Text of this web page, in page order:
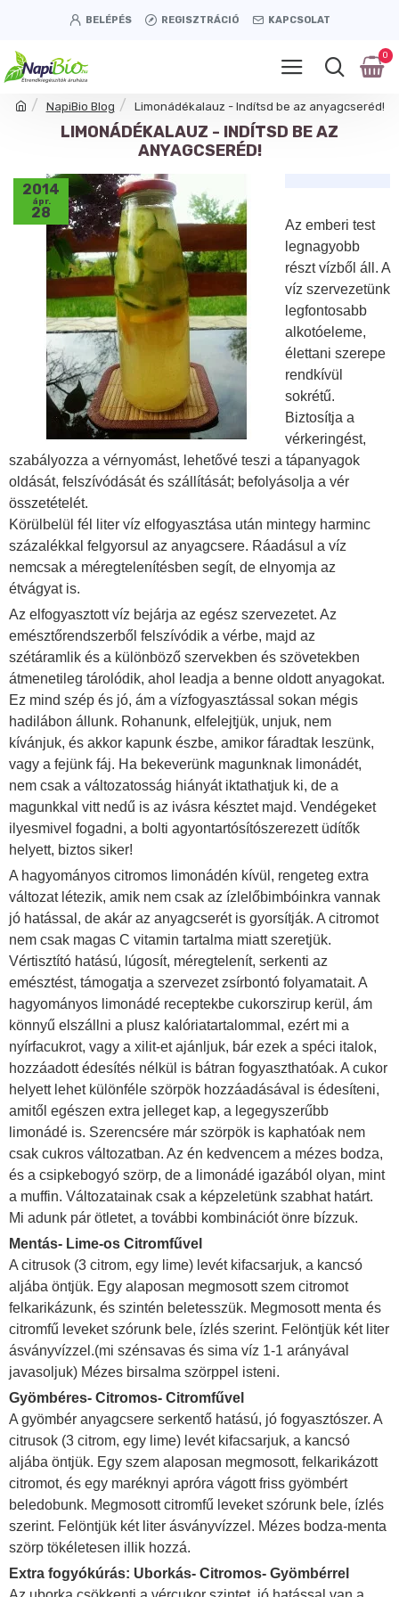
BELÉPÉS REGISZTRÁCIÓ KAPCSOLAT
0
NapiBio Blog Limonádékalauz - Indítsd be az anyagcseréd!
LIMONÁDÉKALAUZ - INDÍTSD BE AZ
ANYAGCSERÉD!
2014
ápr.
28
Az emberi test
legnagyobb
részt vízből áll. A
víz szervezetünk
legfontosabb
alkotóeleme,
élettani szerepe
rendkívül
sokrétű.
Biztosítja a
vérkeringést,
szabályozza a vérnyomást, lehetővé teszi a tápanyagok
oldását, felszívódását és szállítását; befolyásolja a vér
összetételét.
Körülbelül fél liter víz elfogyasztása után mintegy harminc
százalékkal felgyorsul az anyagcsere. Ráadásul a víz
nemcsak a méregtelenítésben segít, de elnyomja az
étvágyat is.
Az elfogyasztott víz bejárja az egész szervezetet. Az
emésztőrendszerből felszívódik a vérbe, majd az
szétáramlik és a különböző szervekben és szövetekben
átmenetileg tárolódik, ahol leadja a benne oldott anyagokat.
Ez mind szép és jó, ám a vízfogyasztással sokan mégis
hadilábon állunk. Rohanunk, elfelejtjük, unjuk, nem
kívánjuk, és akkor kapunk észbe, amikor fáradtak leszünk,
vagy a fejünk fáj. Ha bekeverünk magunknak limonádét,
nem csak a változatosság hiányát iktathatjuk ki, de a
magunkkal vitt nedű is az ivásra késztet majd. Vendégeket
ilyesmivel fogadni, a bolti agyontartósítószerezett üdítők
helyett, biztos siker!
A hagyományos citromos limonádén kívül, rengeteg extra
változat létezik, amik nem csak az ízlelőbimbóinkra vannak
jó hatással, de akár az anyagcserét is gyorsítják. A citromot
nem csak magas C vitamin tartalma miatt szeretjük.
Vértisztító hatású, lúgosít, méregtelenít, serkenti az
emésztést, támogatja a szervezet zsírbontó folyamatait. A
hagyományos limonádé receptekbe cukorszirup kerül, ám
könnyű elszállni a plusz kalóriatartalommal, ezért mi a
nyírfacukrot, vagy a xilit-et ajánljuk, bár ezek a spéci italok,
hozzáadott édesítés nélkül is bátran fogyaszthatóak. A cukor
helyett lehet különféle szörpök hozzáadásával is édesíteni,
amitől egészen extra jelleget kap, a legegyszerűbb
limonádé is. Szerencsére már szörpök is kaphatóak nem
csak cukros változatban. Az én kedvencem a mézes bodza,
és a csipkebogyó szörp, de a limonádé igazából olyan, mint
a muffin. Változatainak csak a képzeletünk szabhat határt.
Mi adunk pár ötletet, a további kombinációt önre bízzuk.
Mentás- Lime-os Citromfűvel
A citrusok (3 citrom, egy lime) levét kifacsarjuk, a kancsó
aljába öntjük. Egy alaposan megmosott szem citromot
felkarikázunk, és szintén beletesszük. Megmosott menta és
citromfű leveket szórunk bele, ízlés szerint. Felöntjük két liter
ásványvízzel.(mi szénsavas és sima víz 1-1 arányával
javasoljuk) Mézes birsalma szörppel isteni.
Gyömbéres- Citromos- Citromfűvel
A gyömbér anyagcsere serkentő hatású, jó fogyasztószer. A
citrusok (3 citrom, egy lime) levét kifacsarjuk, a kancsó
aljába öntjük. Egy szem alaposan megmosott, felkarikázott
citromot, és egy maréknyi apróra vágott friss gyömbért
beledobunk. Megmosott citromfű leveket szórunk bele, ízlés
szerint. Felöntjük két liter ásványvízzel. Mézes bodza-menta
szörp tökéletesen illik hozzá.
Extra fogyókúrás: Uborkás- Citromos- Gyömbérrel